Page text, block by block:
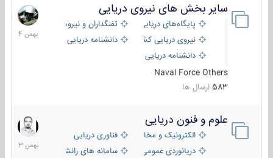
سایر بخش های نیروی دریایی
پایگاه‌های دریایی
تفنگداران و نیروهای ویژه‌ی دریایی
نیروی دریایی کشورهای مختلفدانشنامه دریایی
دانشنامه دریایی کپی
Naval Force Others
583 ارسال ها
22
بهمن
1404
علوم و فنون دریایی
الکترونیک و مخابرات دریاییفناوری دریایی
دریانوردی عمومی
سامانه های رانشی دریایی
6
بهمن
1403